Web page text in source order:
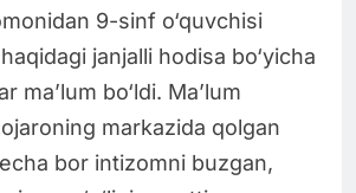
9-sinf o‘quvchisi
janjalli hodisa bo‘yicha
ma’lum bo‘ldi. Ma’lum
markazida qolgan
bor intizomni buzgan,